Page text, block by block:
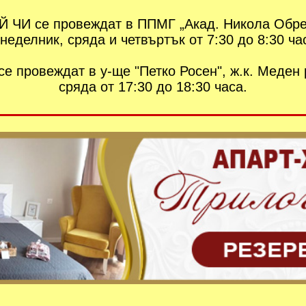
ЧИ се провеждат в ППМГ „Акад. Никола
сряда и четвъртък от 7:30 до 8:30
провеждат в у-ще "Петко Росен", ж.к. Меден
сряда от 17:30 до 18:30 часа.